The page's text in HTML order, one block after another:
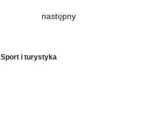
następny
Sport i turystyka